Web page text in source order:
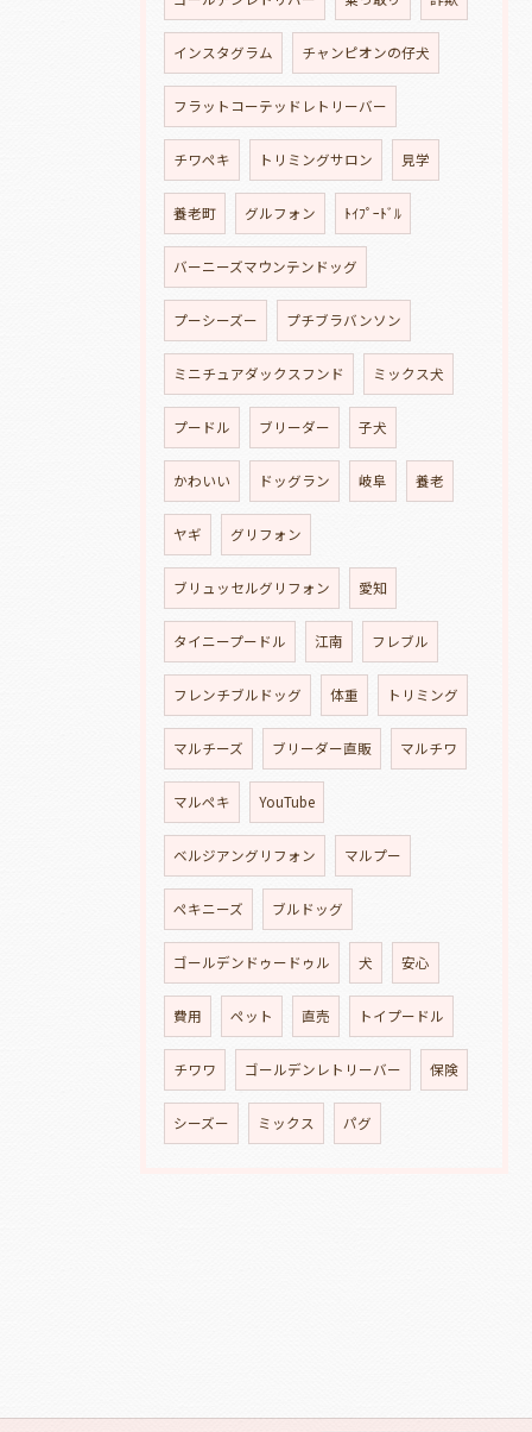
インスタグラム チャンピオンの仔犬
フラットコーテッドレトリーバー
チワペキ トリミングサロン 見学
養老町 グルフォン ﾄｲﾌﾟｰﾄﾞﾙ
バーニーズマウンテンドッグ
プーシーズー プチブラバンソン
ミニチュアダックスフンド ミックス犬
プードル ブリーダー 子犬
かわいい ドッグラン 岐阜 養老
ヤギ グリフォン
ブリュッセルグリフォン 愛知
タイニープードル 江南 フレブル
フレンチブルドッグ 体重 トリミング
マルチーズ ブリーダー直販 マルチワ
マルペキ YouTube
ベルジアングリフォン マルプー
ペキニーズ ブルドッグ
ゴールデンドゥードゥル 犬 安心
費用 ペット 直売 トイプードル
チワワ ゴールデンレトリーバー 保険
シーズー ミックス パグ